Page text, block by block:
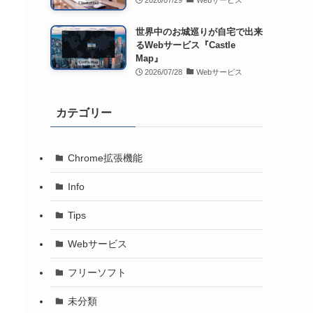
世界中のお城巡りが自宅で出来
るWebサービス『Castle
Map』
2026/07/28 Webサービス
カテゴリー
Chrome拡張機能
Info
Tips
Webサービス
フリーソフト
未分類